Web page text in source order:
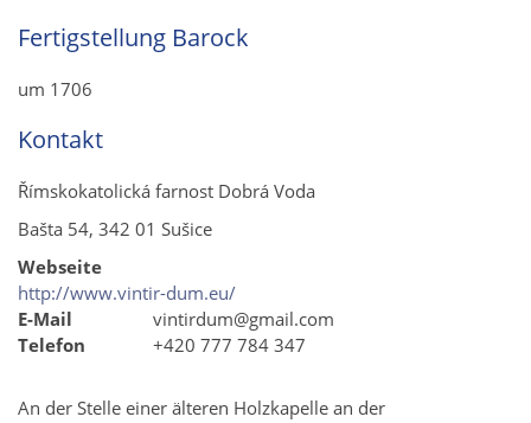
An der Stelle einer älteren Holzkapelle an der
Fertigstellung Barock
um 1706
Kontakt
Římskokatolická farnost Dobrá Voda
Bašta 54, 342 01 Sušice
Webseite
http://www.vintir-dum.eu/
E-Mail
vintirdum@gmail.com
Telefon
+420 777 784 347